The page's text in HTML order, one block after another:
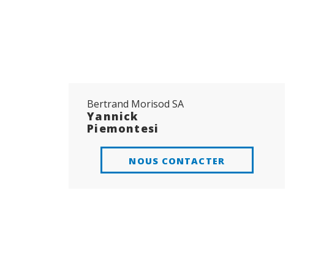
Bertrand Morisod SA
Yannick
Piemontesi
NOUS CONTACTER